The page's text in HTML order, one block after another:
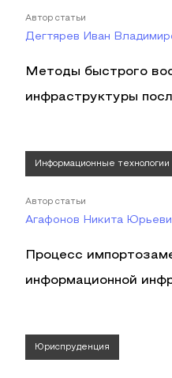
Автор статьи
Дегтярев Иван
Методы быстрого
инфраструктуры
Информационные технологии
Автор статьи
Агафонов Никита
Процесс
информационной
Юриспруденция